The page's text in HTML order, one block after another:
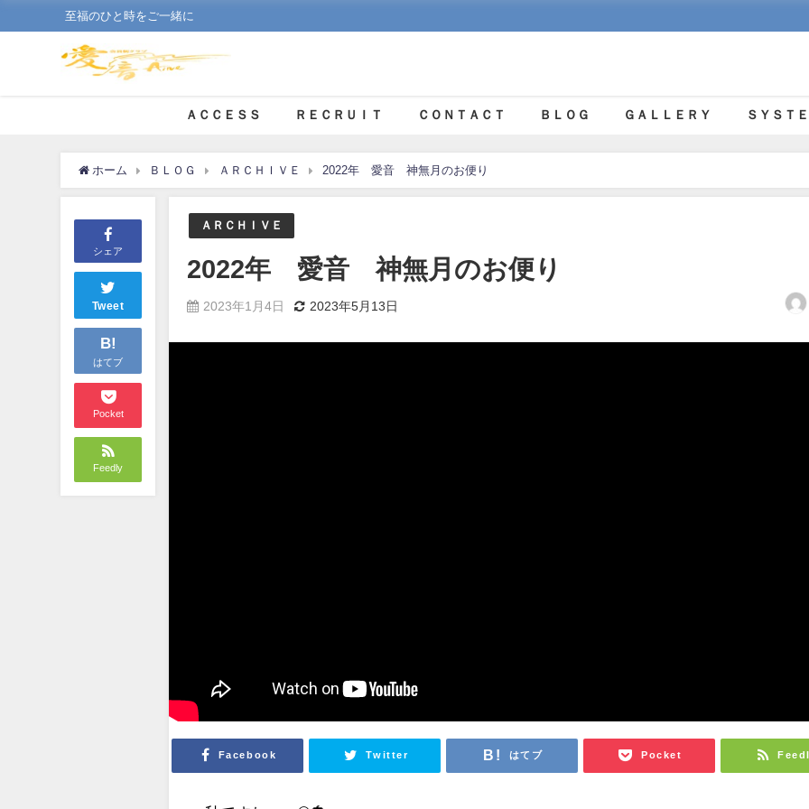
至福のひと時をご一緒に
ＡＣＣＥＳＳ ＲＥＣＲＵＩＴ ＣＯＮＴＡＣＴ ＢＬＯＧ ＧＡＬＬＥＲＹ ＳＹＳＴ
ホーム ＢＬＯＧ ＡＲＣＨＩＶＥ 2022年 愛音 神無月のお便り
シェア
Tweet
B!
はてブ
Pocket
Feedly
ＡＲＣＨＩＶＥ
2022年 愛音 神無月のお便り
2023年1月4日 2023年5月13日
Facebook Twitter はてブ Pocket